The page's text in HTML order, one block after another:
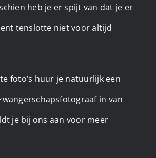
heb je er spijt van dat je er
tenslotte niet voor altijd
foto’s huur je natuurlijk een
in van
je bij ons aan voor meer